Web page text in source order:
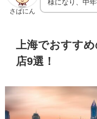
さぱにん
様になり、中
上海でおすす
店9選！